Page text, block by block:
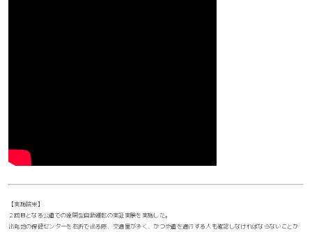
【実施結果】
２回目となる公道での遠隔型自動運転の実証実験を実施した。
出発地の保健センターを右折で出る際、交通量が多く、かつ歩道を通行する人も確認しなければならないことか